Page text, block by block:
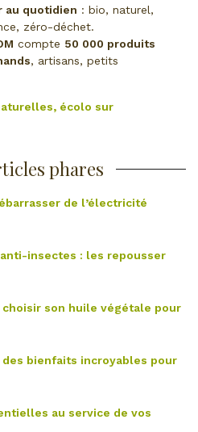
au quotidien : bio, naturel,
zéro-déchet.
compte 50 000 produits
, artisans, petits
écolo sur
phares
de l’électricité
insectes : les repousser
son huile végétale pour
des bienfaits incroyables pour
au service de vos